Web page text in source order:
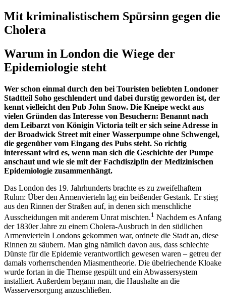
Mit kriminalistischem Spürsinn gegen die
Cholera
Warum in London die Wiege der
Epidemiologie steht
Wer schon einmal durch den bei Touristen beliebten Londoner
Stadtteil Soho geschlendert und dabei durstig geworden ist, der
kennt vielleicht den Pub John Snow. Die Kneipe weckt aus
vielen Gründen das Interesse von Besuchern: Benannt nach
dem Leibarzt von Königin Victoria teilt er sich seine Adresse in
der Broadwick Street mit einer Wasserpumpe ohne Schwengel,
die gegenüber vom Eingang des Pubs steht. So richtig
interessant wird es, wenn man sich die Geschichte der Pumpe
anschaut und wie sie mit der Fachdisziplin der Medizinischen
Epidemiologie zusammenhängt.
Das London des 19. Jahrhunderts brachte es zu zweifelhaftem
Ruhm: Über den Armenvierteln lag ein beißender Gestank. Er stieg
aus den Rinnen der Straßen auf, in denen sich menschliche
Ausscheidungen mit anderem Unrat mischten.1 Nachdem es Anfang
der 1830er Jahre zu einem Cholera-Ausbruch in den südlichen
Armenvierteln Londons gekommen war, ordnete die Stadt an, diese
Rinnen zu säubern. Man ging nämlich davon aus, dass schlechte
Dünste für die Epidemie verantwortlich gewesen waren – getreu der
damals vorherrschenden Miasmentheorie. Die übelriechende Kloake
wurde fortan in die Themse gespült und ein Abwassersystem
installiert. Außerdem begann man, die Haushalte an die
Wasserversorgung anzuschließen.